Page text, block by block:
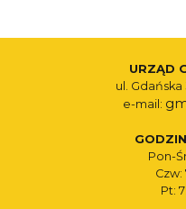
URZĄD
ul.
e-mail:
Pon-
Czw:
Pt: